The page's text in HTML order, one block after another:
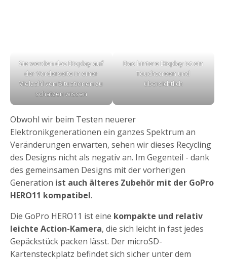
Sie werden das Display auf
der Vorderseite in einer
Vielzahl von Situationen zu
schätzen wissen
Das hintere Display ist ein
Touchscreen und
übersichtlich
Obwohl wir beim Testen neuerer
Elektronikgenerationen ein ganzes Spektrum an
Veränderungen erwarten, sehen wir dieses Recycling
des Designs nicht als negativ an. Im Gegenteil - dank
des gemeinsamen Designs mit der vorherigen
Generation ist auch älteres Zubehör mit der GoPro
HERO11 kompatibel.
Die GoPro HERO11 ist eine kompakte und relativ
leichte Action-Kamera, die sich leicht in fast jedes
Gepäckstück packen lässt. Der microSD-
Kartensteckplatz befindet sich sicher unter dem